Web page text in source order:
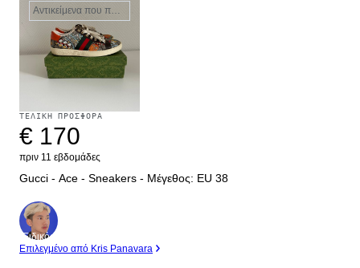
Αντικείμενα που πωλήθηκαν
ΤΕΛΙΚΉ ΠΡΟΣΦΟΡΆ
€ 170
πριν 11 εβδομάδες
Gucci - Ace - Sneakers - Mέγεθος: EU 38
Ειδικός
Επιλεγμένο από Kris Panavara